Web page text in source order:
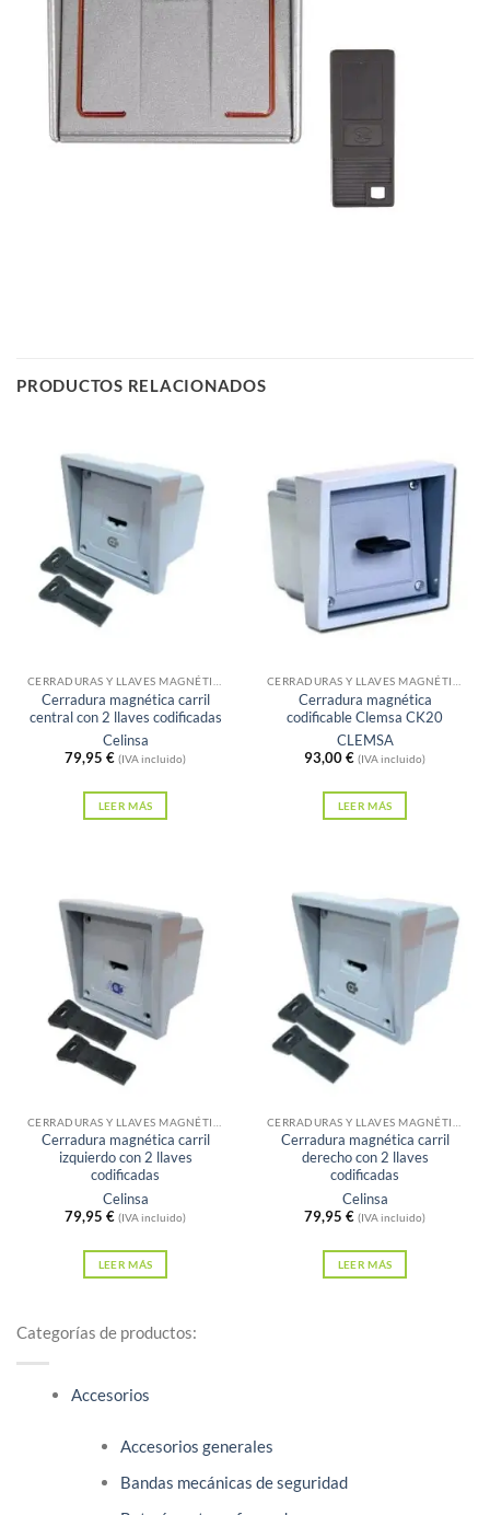
PRODUCTOS RELACIONADOS
Cerradura magnética carril
central con 2 llaves codificadas
Celinsa
79,95 € (IVA incluido)
LEER MÁS
Cerradura magnética
codificable Clemsa CK20
CLEMSA
93,00€ (IVA incluido)
LEER MÁS
Sin existencias
Cerradura magnética carril
izquierdo con 2 llaves
codificadas
Celinsa
79,95 € (IVA incluido)
LEER MÁS
Cerradura magnética carril
derecho con 2 llaves
codificadas
Celinsa
79,95 € (IVA incluido)
LEER MÁS
Categorías de productos:
Accesorios
Accesorios generales
Bandas mecánicas de seguridad